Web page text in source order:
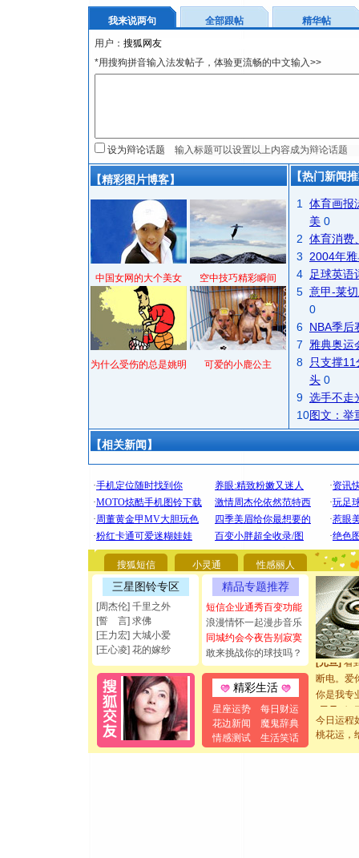
我来说两句 全部跟帖
精华帖
用户：
*用搜狗拼音输入法发帖子，体验更流畅的中文输入>>
设为辩论话题
【精彩图片博客】
中国女网的大个美女 空中技巧精彩瞬间
为什么受伤的总是姚明 可爱的小鹿公主
【热门新闻
1
体育画报
美 0
2 体育消费
3
2004年
4
足球英语
5 意甲-莱
0
6 NBA季后
7
雅典奥运
8
只支撑
头 0
9 选手不走
10图文：举
【相关新闻】
搜狐短信 小灵通 性感丽人
三星图铃专区
[周杰伦] 千里之外
[誓 言] 求佛
[王力宏] 大城小爱
[王心凌] 花的嫁纱
精品专题推荐
短信企业通秀百变功能
浪漫情怀一起漫步音乐
同城约会今夜告别寂寞
敢来挑战你的球技吗？
精彩生活
星座运势
每日财运
花边新闻
魔鬼辞典
情感测试
生活笑话
你太多
要平安
[圣诞节]
能正大光
都要快乐
[圣诞节]
如意,快
[元旦]看
断电。爱
你是我专
[元旦]
如
起；二是
离。水晶
[元旦]当
今日运程
桃花运，